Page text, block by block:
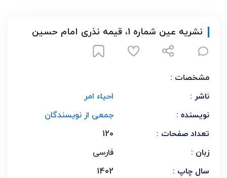
نشریه عین شماره 1، قیمه نذری امام حسین
مشخصات :
ناشر :
احیاء امر
نویسنده :
جمعی از نویسندگان
تعداد صفحات :
120
زبان :
فارسی
سال چاپ :
1402